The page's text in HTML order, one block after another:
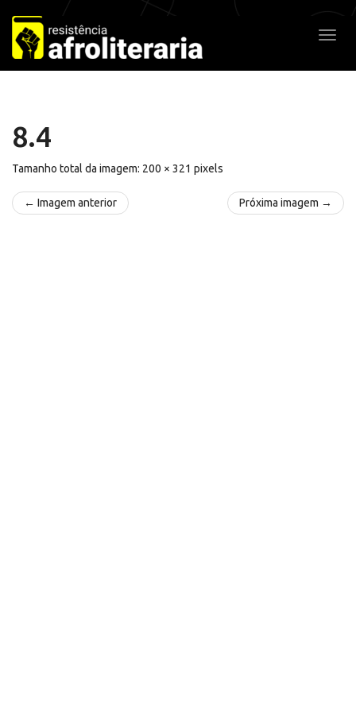
Pular
para
o
conteúdo
8.4
Tamanho total da imagem: 200 × 321 pixels
← Imagem anterior Próxima imagem →